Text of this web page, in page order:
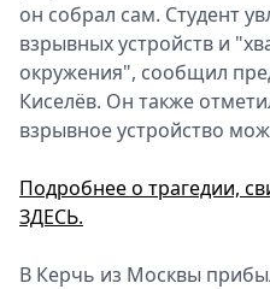
он собрал сам. Студент
взрывных устройств и
окружения", сообщил
Киселёв. Он также
взрывное устройство
Подробнее о трагедии,
ЗДЕСЬ.
В Керчь из Москвы